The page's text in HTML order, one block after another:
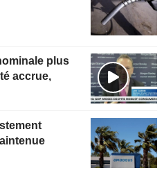
plus
accrue,